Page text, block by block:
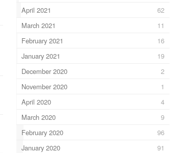
April 2021
62
March 2021
11
February 2021
16
January 2021
19
December 2020
2
November 2020
1
April 2020
4
March 2020
9
February 2020
96
January 2020
91